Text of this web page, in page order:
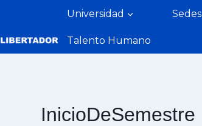
Universidad Sedes
Talento Humano
InicioDeSemestre